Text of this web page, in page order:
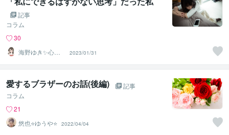
記事
コラム
30
海野ゆき✨心理
カウンセラー
2023/01/31
愛するブラザーのお話(後編)
記事
コラム
21
悠也⭐ゆうや⭐ 2022/04/04